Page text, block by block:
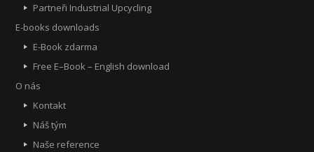
Partneři Industrial Upcycling
E-books downloads
E-Book zdarma
Free E–Book – English download
O nás
Kontakt
Náš tým
Naše reference